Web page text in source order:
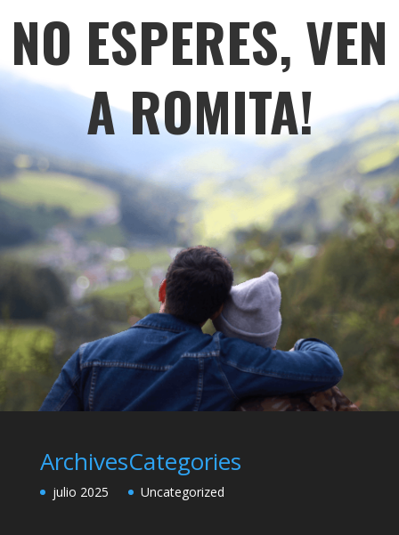
NO ESPERES, VEN
A ROMITA!
Archives
julio 2025
Categories
Uncategorized